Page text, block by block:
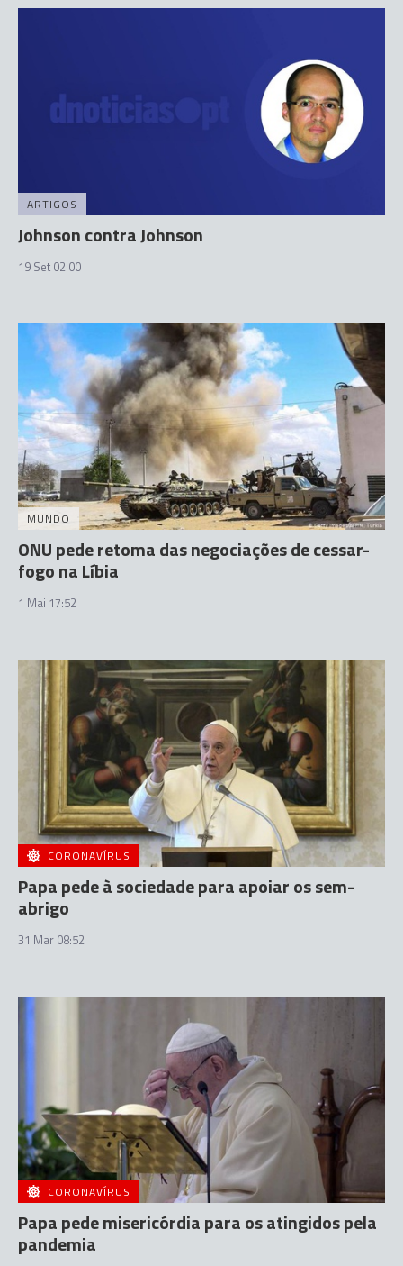
ARTIGOS
Johnson contra Johnson
19 Set 02:00
MUNDO
ONU pede retoma das negociações de cessar-
fogo na Líbia
1 Mai 17:52
CORONAVÍRUS
Papa pede à sociedade para apoiar os sem-
abrigo
31 Mar 08:52
CORONAVÍRUS
Papa pede misericórdia para os atingidos pela
pandemia